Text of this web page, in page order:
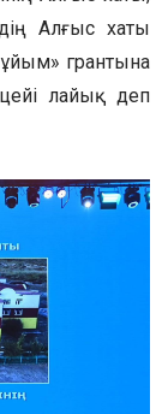
Алғыс хаты
ұйым» грантына
лайық деп